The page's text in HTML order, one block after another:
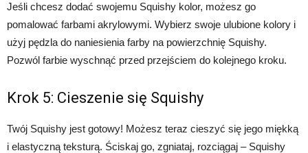
Jeśli chcesz dodać swojemu Squishy kolor, możesz go
pomalować farbami akrylowymi. Wybierz swoje ulubione kolory i
użyj pędzla do naniesienia farby na powierzchnię Squishy.
Pozwól farbie wyschnąć przed przejściem do kolejnego kroku.
Krok 5: Cieszenie się Squishy
Twój Squishy jest gotowy! Możesz teraz cieszyć się jego miękką
i elastyczną teksturą. Ściskaj go, zgniataj, rozciągaj – Squishy